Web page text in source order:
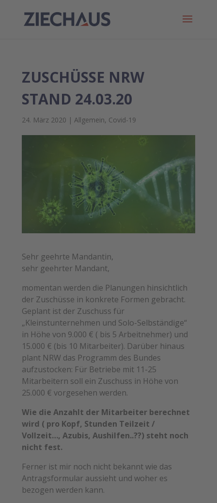
ZUSCHÜSSE NRW
STAND 24.03.20
24. März 2020 | Allgemein, Covid-19
Sehr geehrte Mandantin,
sehr geehrter Mandant,
momentan werden die Planungen hinsichtlich
der Zuschüsse in konkrete Formen gebracht.
Geplant ist der Zuschuss für
„Kleinstunternehmen und Solo-Selbständige“
in Höhe von 9.000 € ( bis 5 Arbeitnehmer) und
15.000 € (bis 10 Mitarbeiter). Darüber hinaus
plant NRW das Programm des Bundes
aufzustocken: Für Betriebe mit 11-25
Mitarbeitern soll ein Zuschuss in Höhe von
25.000 € vorgesehen werden.
Wie die Anzahlt der Mitarbeiter berechnet
wird ( pro Kopf, Stunden Teilzeit /
Vollzeit…, Azubis, Aushilfen..??) steht noch
nicht fest.
Ferner ist mir noch nicht bekannt wie das
Antragsformular aussieht und woher es
bezogen werden kann.